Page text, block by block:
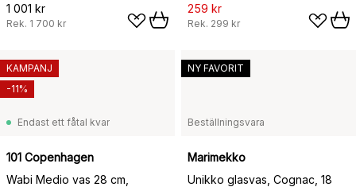
1 001 kr
Rek. 1 700 kr
259 kr
Rek. 299 kr
Endast ett fåtal kvar
101 Copenhagen
Wabi Medio vas 28 cm,
KAMPANJ
-11%
Beställningsvara
Marimekko
Unikko glasvas, Cognac, 18
NY FAVORIT